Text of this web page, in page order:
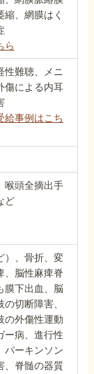
、網膜はく
ら
性難聴、メニ
傷による内耳
給事例はこち
喉頭全摘出手
ど
）、骨折、変
、脳性麻痺脊
膜下出血、脳
切断障害、
の外傷性運動
ー病、進行性
パーキンソン
、脊髄の器質